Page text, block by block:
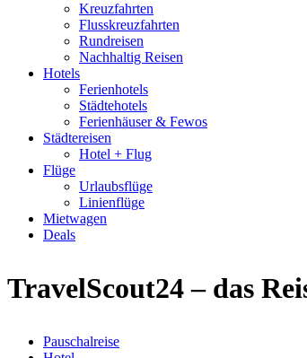
Kreuzfahrten
Flusskreuzfahrten
Rundreisen
Nachhaltig Reisen
Hotels
Ferienhotels
Städtehotels
Ferienhäuser & Fewos
Städtereisen
Hotel + Flug
Flüge
Urlaubsflüge
Linienflüge
Mietwagen
Deals
TravelScout24 – das
Pauschalreise